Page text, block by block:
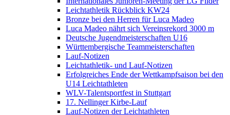
Leichtathletik Rückblick KW24
Bronze bei den Herren für Luca Madeo
Luca Madeo nährt sich Vereinsrekord 3000 m
Deutsche Jugendmeisterschaften U16
Württembergische Teammeisterschaften
Lauf-Notizen
Leichtathletik- und Lauf-Notizen
Erfolgreiches Ende der Wettkampfsaison bei den
U14 Leichtathleten
WLV-Talentsportfest in Stuttgart
17. Nellinger Kirbe-Lauf
Lauf-Notizen der Leichtathleten